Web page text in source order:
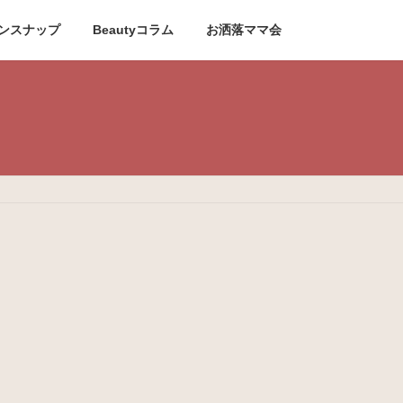
スナップ Beautyコラム お洒落ママ会